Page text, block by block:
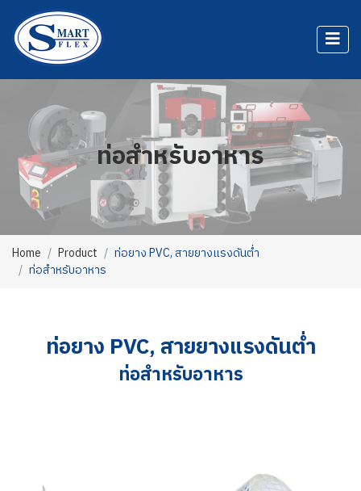
ท่อสำหรับอาหาร
Home Product
ท่อยาง PVC, สายยางแรงดันต่ำ
ท่อสำหรับอาหาร
ท่อยาง PVC, สายยางแรงดันต่ำ
ท่อสำหรับอาหาร